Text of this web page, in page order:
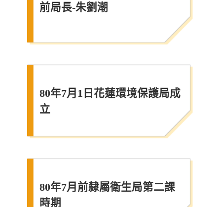
前局長-朱劉潮
80年7月1日花蓮環境保護局成
立
80年7月前隸屬衛生局第二課
時期